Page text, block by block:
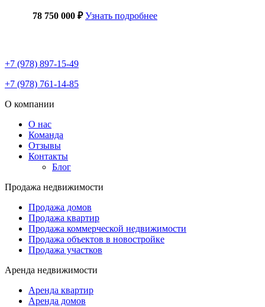
78 750 000 ₽ Узнать подробнее
+7 (978) 897-15-49
+7 (978) 761-14-85
О компании
О нас
Команда
Отзывы
Контакты
Блог
Продажа недвижимости
Продажа домов
Продажа квартир
Продажа коммерческой недвижимости
Продажа объектов в новостройке
Продажа участков
Аренда недвижимости
Аренда квартир
Аренда домов